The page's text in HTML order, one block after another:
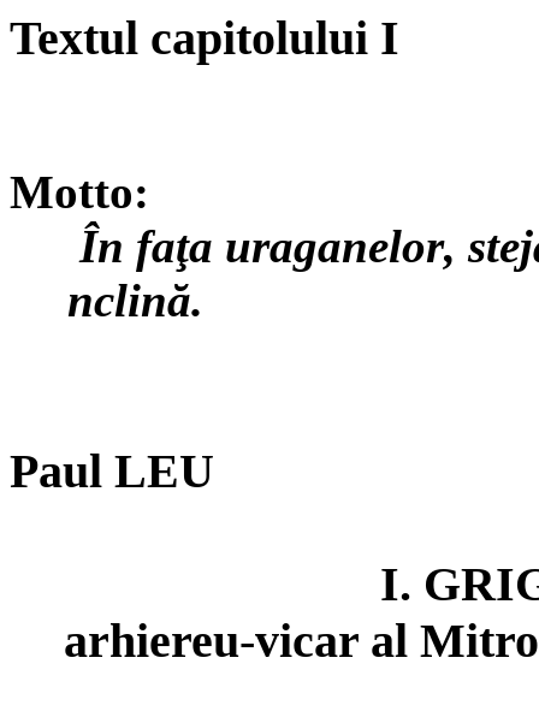
Textul capitolului I
Motto:
În faţa uraganelor,
nclină.
Paul LEU
I.
arhiereu-vicar al